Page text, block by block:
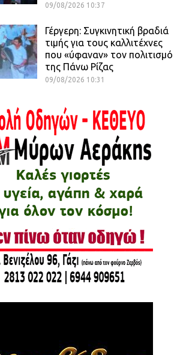
09/08/2026 10:37
Γέργερη: Συγκινητική βραδιά
τιμής για τους καλλιτέχνες
που «ύφαναν» τον πολιτισμό
της Πάνω Ρίζας
09/08/2026 10:31